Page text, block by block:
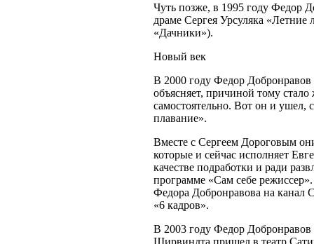
Чуть позже, в 1995 году Федор
драме Сергея Урсуляка
«Дачники»).
Новый век
В 2000 году Федор
объясняет, причиной тому стало
самостоятельно. Вот он и ушел,
плавание».
Вместе с Сергеем Дороговым
которые и сейчас исполняет
качестве подработки и ради
программе «Сам себе
Федора Добронравова на канал
«6 кадров».
В 2003 году Федор
Ширвиндта пришел в театр